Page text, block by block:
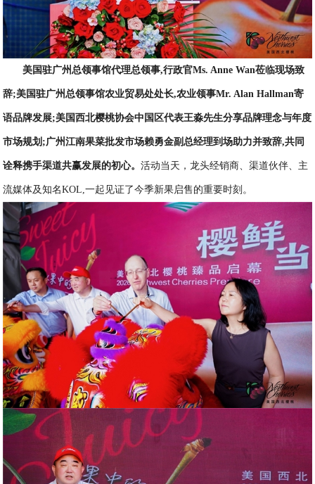
美国驻广州总领事馆代理总领事,行政官Ms. Anne Wan莅临现场致
辞;美国驻广州总领事馆农业贸易处处长,农业领事Mr. Alan Hallman寄
语品牌发展;美国西北樱桃协会中国区代表王淼先生分享品牌理念与年度
市场规划 ;广州江南果菜批发市场赖勇金副总经理到场助力并致辞,共同
诠释携手渠道共赢发展的初心。活动当天，龙头经销商、渠道伙伴、主
流媒体及知名KOL,一起见证了今季新果启售的重要时刻。